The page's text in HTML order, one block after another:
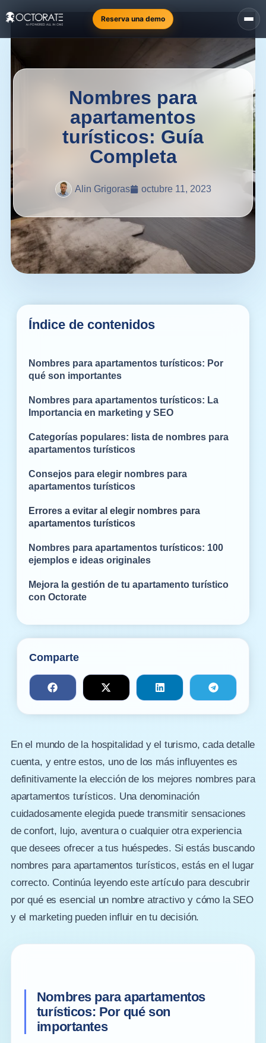
Reserva una demo
Nombres para
apartamentos
turísticos: Guía
Completa
Alin Grigoras octubre 11, 2023
Índice de contenidos
Nombres para apartamentos turísticos: Por
qué son importantes
Nombres para apartamentos turísticos: La
Importancia en marketing y SEO
Categorías populares: lista de nombres para
apartamentos turísticos
Consejos para elegir nombres para
apartamentos turísticos
Errores a evitar al elegir nombres para
apartamentos turísticos
Nombres para apartamentos turísticos: 100
ejemplos e ideas originales
Mejora la gestión de tu apartamento turístico
con Octorate
Comparte
En el mundo de la hospitalidad y el turismo, cada detalle
cuenta, y entre estos, uno de los más influyentes es
definitivamente la elección de los mejores nombres para
apartamentos turísticos. Una denominación
cuidadosamente elegida puede transmitir sensaciones
de confort, lujo, aventura o cualquier otra experiencia
que desees ofrecer a tus huéspedes. Si estás buscando
nombres para apartamentos turísticos, estás en el lugar
correcto. Continúa leyendo este artículo para descubrir
por qué es esencial un nombre atractivo y cómo la SEO
y el marketing pueden influir en tu decisión.
Nombres para apartamentos
turísticos: Por qué son
importantes